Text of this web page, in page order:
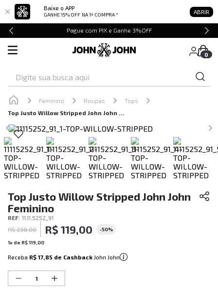
Baixe o APP
GANHE 15% OFF NA 1ª COMPRA * ABRIR
Pague com PIX e Ganhe 3%OFF
0
Feminino Roupas
Tops
Top Justo Willow Stripped John John Feminino
Top Justo Willow Stripped John John
Feminino
REF: 11.11.5252_91
R$ 238,00 R$ 119,00 -50%
1x de R$119 00
Receba R$ 17,85 de Cashback John John